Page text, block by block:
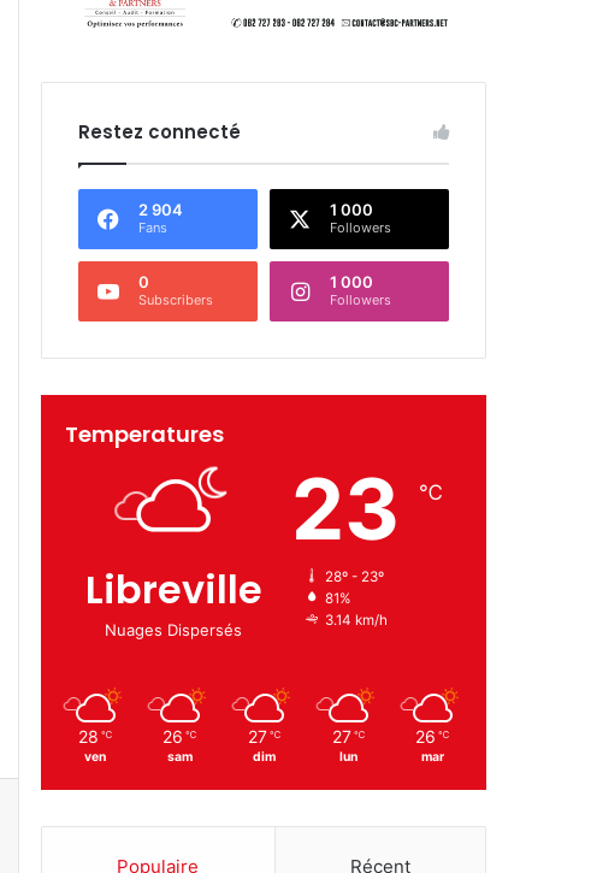
Restez connecté
2 904
Fans
1 000
Followers
0
Subscribers
1 000
Followers
Temperatures
Libreville
Nuages Dispersés
23 ℃
28º - 23º
81%
3.14 km/h
28 ℃
ven
26 ℃
sam
27 ℃
dim
27 ℃
lun
26 ℃
mar
Populaire Récent